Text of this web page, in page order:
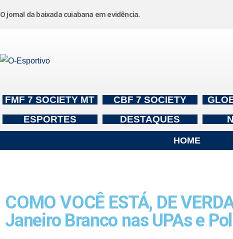
o
O jornal da baixada cuiabana em evidência.
FMF 7 SOCIETY MT CBF 7 SOCIETY
ESPORTES
DESTAQUES
HOME
COMO VOCÊ ESTÁ, DE
Janeiro Branco nas UPAs e